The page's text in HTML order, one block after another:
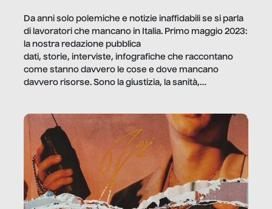
Da anni solo polemiche e notizie inaffidabili se si parla
di lavoratori che mancano in Italia. Primo maggio 2023:
la nostra redazione pubblica
dati, storie, interviste, infografiche che raccontano
come stanno davvero le cose e dove mancano
davvero risorse. Sono la giustizia, la sanità,